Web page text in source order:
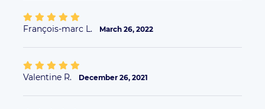
François-marc L. March 26, 2022
Valentine R. December 26, 2021